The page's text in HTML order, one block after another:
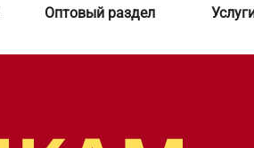
Оптовый раздел